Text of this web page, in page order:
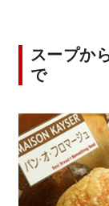
スープか
で